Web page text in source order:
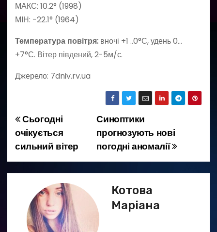
МАКС: 10.2° (1998)
МІН: -22.1° (1964)
Температура повітря: вночі +1 ..0°С, удень 0…
+7°С. Вітер південий, 2-5м/с.
Джерело: 7dniv.rv.ua
Н
а
в
Синоптики
прогнозують нові
погодні аномалії
Сьогодні
очікується
сильний вітер
Котова
Маріана